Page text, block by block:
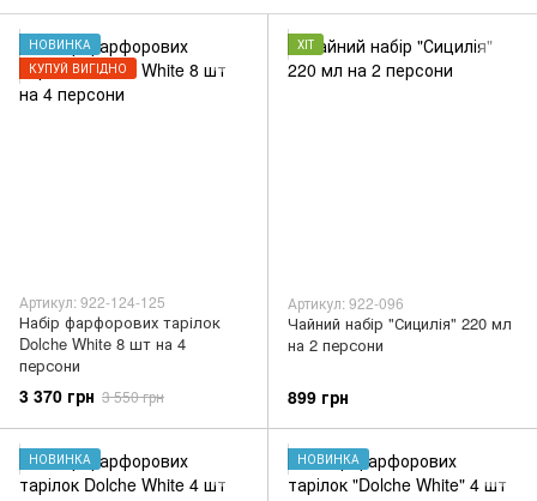
НОВИНКА
КУПУЙ ВИГІДНО
Артикул: 922-124-125
Набір фарфорових тарілок
Dolche White 8 шт на 4
персони
3 370 грн 3 550 грн
ХІТ
Артикул: 922-096
Чайний набір "Сицилія" 220 мл
на 2 персони
899 грн
НОВИНКА НОВИНКА